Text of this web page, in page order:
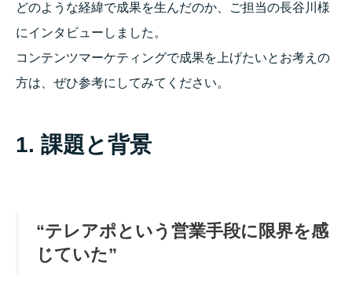
どのような経緯で成果を生んだのか、ご担当の長谷川様
にインタビューしました。
コンテンツマーケティングで成果を上げたいとお考えの
方は、ぜひ参考にしてみてください。
1. 課題と背景
“テレアポという営業手段に限界を感
じていた”